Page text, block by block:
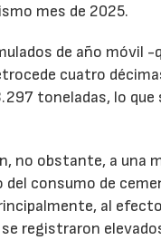
mes de 2025.
de año móvil
cuatro
toneladas, lo
no obstante, a una
consumo de
al
registraron